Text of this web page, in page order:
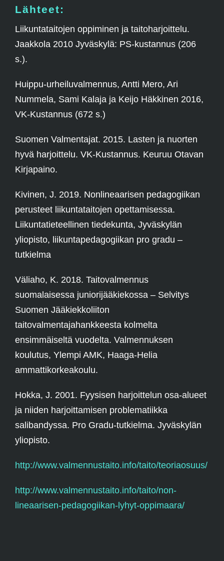
Lähteet:
Liikuntataitojen oppiminen ja taitoharjoittelu.
Jaakkola 2010 Jyväskylä: PS-kustannus (206
s.).
Huippu-urheiluvalmennus, Antti Mero, Ari
Nummela, Sami Kalaja ja Keijo Häkkinen 2016,
VK-Kustannus (672 s.)
Suomen Valmentajat. 2015. Lasten ja nuorten
hyvä harjoittelu. VK-Kustannus. Keuruu Otavan
Kirjapaino.
Kivinen, J. 2019. Nonlineaarisen pedagogiikan
perusteet liikuntataitojen opettamisessa.
Liikuntatieteellinen tiedekunta, Jyväskylän
yliopisto, liikuntapedagogiikan pro gradu –
tutkielma
Väliaho, K. 2018. Taitovalmennus
suomalaisessa juniorijääkiekossa – Selvitys
Suomen Jääkiekkoliiton
taitovalmentajahankkeesta kolmelta
ensimmäiseltä vuodelta. Valmennuksen
koulutus, Ylempi AMK, Haaga-Helia
ammattikorkeakoulu.
Hokka, J. 2001. Fyysisen harjoittelun osa-alueet
ja niiden harjoittamisen problematiikka
salibandyssa. Pro Gradu-tutkielma. Jyväskylän
yliopisto.
http://www.valmennustaito.info/taito/teoriaosuus/
http://www.valmennustaito.info/taito/non-
lineaarisen-pedagogiikan-lyhyt-oppimaara/